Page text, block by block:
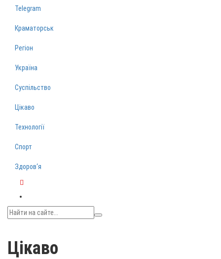
Telegram
Краматорськ
Регіон
Україна
Суспільство
Цікаво
Технології
Спорт
Здоров‘я
Цікаво